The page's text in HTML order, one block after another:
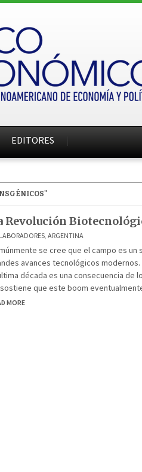
EDITORES
Revolución
, ARGENTINA
se cree que el campo es
avances tecnológicos
década es una consecuencia de
que este boom
MORE